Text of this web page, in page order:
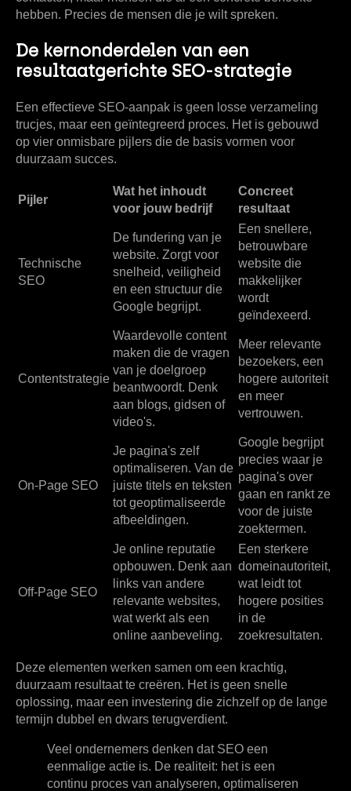
hebben. Precies de mensen die je wilt spreken.
De kernonderdelen van een
resultaatgerichte SEO-strategie
Een effectieve SEO-aanpak is geen losse verzameling
trucjes, maar een geïntegreerd proces. Het is gebouwd
op vier onmisbare pijlers die de basis vormen voor
duurzaam succes.
Pijler
Wat het inhoudt
voor jouw bedrijf
Concreet
resultaat
Technische
SEO
De fundering van je
website. Zorgt voor
snelheid, veiligheid
en een structuur die
Google begrijpt.
Een snellere,
betrouwbare
website die
makkelijker
wordt
geïndexeerd.
Contentstrategie
Waardevolle content
maken die de vragen
van je doelgroep
beantwoordt. Denk
aan blogs, gidsen of
video's.
Meer relevante
bezoekers, een
hogere autoriteit
en meer
vertrouwen.
On-Page SEO
Je pagina's zelf
optimaliseren. Van de
juiste titels en teksten
tot geoptimaliseerde
afbeeldingen.
Google begrijpt
precies waar je
pagina's over
gaan en rankt ze
voor de juiste
zoektermen.
Off-Page SEO
Je online reputatie
opbouwen. Denk aan
links van andere
relevante websites,
wat werkt als een
online aanbeveling.
Een sterkere
domeinautoriteit,
wat leidt tot
hogere posities
in de
zoekresultaten.
Deze elementen werken samen om een krachtig,
duurzaam resultaat te creëren. Het is geen snelle
oplossing, maar een investering die zichzelf op de lange
termijn dubbel en dwars terugverdient.
Veel ondernemers denken dat SEO een
eenmalige actie is. De realiteit: het is een
continu proces van analyseren, optimaliseren